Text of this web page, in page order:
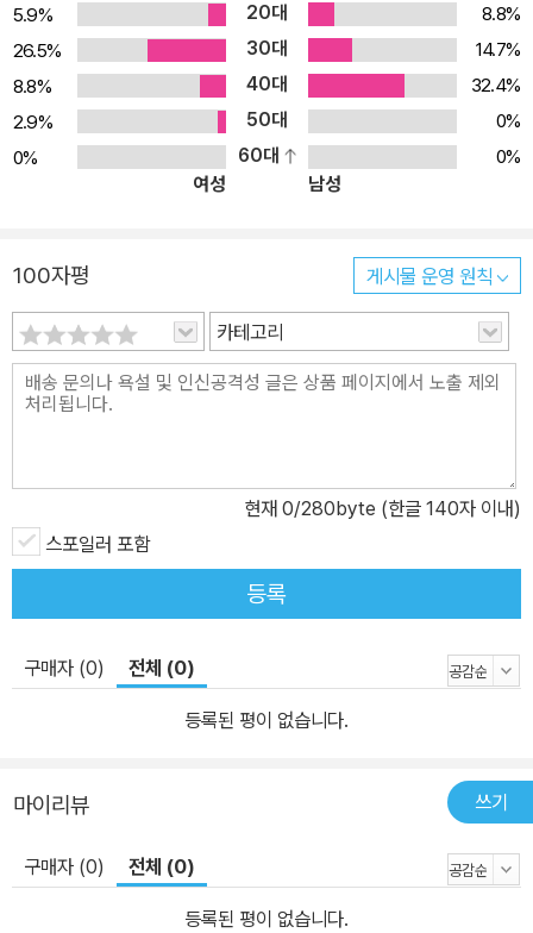
가 전혀 없으리라 생각했던 파일럿 학교 입학에 실패하면서 인생이
꼬이기 시작한다. 그러던 어느 날, 타투인 농업학교로 진학해야 하는
상황 앞에 절망하고 있는 론에게 뜻밖의 초대장이 날아든다. 그를 초
대한 곳은 ‘제다이 아카데미’라는 의문의 중학교. 제다이가 무엇인지
도 알지 못한 채 입학을 결정한 론에게는 이제 어떤 일이 벌어지게 될
까? 론보다 몇 년이나 앞서 제다이 교육을 시작한 학교 친구들은 이
온 돌 신세인 론을 가만히 두질 않는데…. 선생님들마저 누구 하나 범
상치 않은 이곳에서 론은 과연 무사히 중학교 생활을 할 수 있을까?
스타워즈 우주 속 제다이 아카데미의 1, 2, 3학년 이야기를 한꺼번에
만날 수 있는 ‘트릴로지 박스 세트’ 구성을 통해 소년 론 노바체즈의
빛나는 청춘 성장기와 함께해 보자!
5.9%
20대
8.8%
26.5%
30대
14.7%
8.8%
40대
32.4%
2.9%
50대
0%
0%
60대
0%
여성
남성
100자평 게시물 운영 원칙
카테고리
현재 0/280byte (한글 140자 이내)
스포일러 포함
등록
구매자 (0) 전체 (0)
등록된 평이 없습니다.
마이리뷰 쓰기
구매자 (0) 전체 (0)
등록된 평이 없습니다.